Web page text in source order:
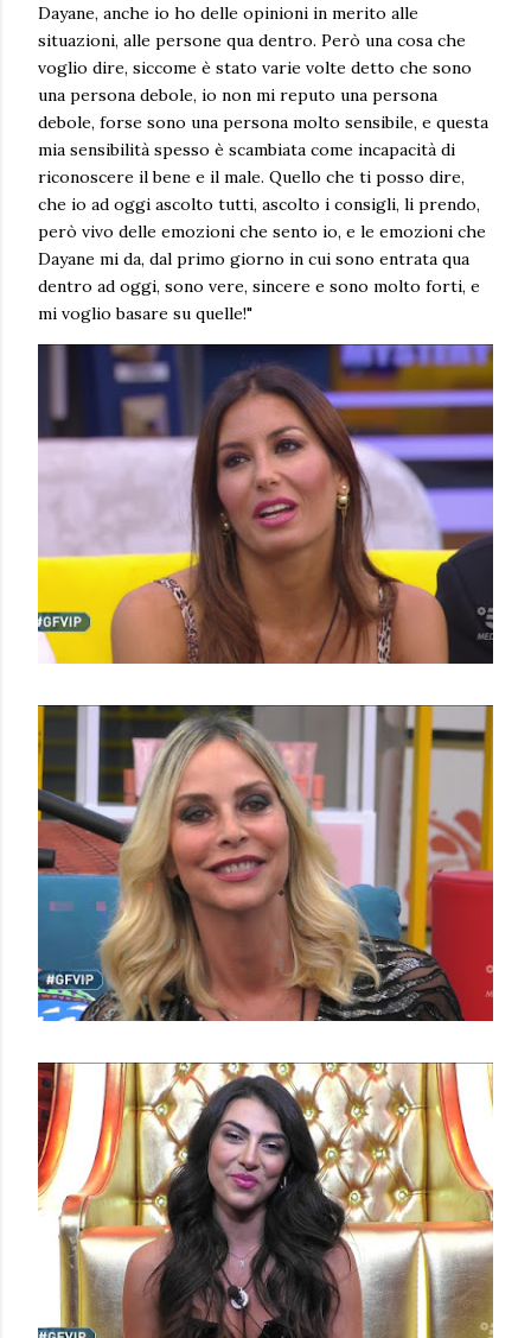
Dayane, anche io ho delle opinioni in merito alle
situazioni, alle persone qua dentro. Però una cosa che
voglio dire, siccome è stato varie volte detto che sono
una persona debole, io non mi reputo una persona
debole, forse sono una persona molto sensibile, e questa
mia sensibilità spesso è scambiata come incapacità di
riconoscere il bene e il male. Quello che ti posso dire,
che io ad oggi ascolto tutti, ascolto i consigli, li prendo,
però vivo delle emozioni che sento io, e le emozioni che
Dayane mi da, dal primo giorno in cui sono entrata qua
dentro ad oggi, sono vere, sincere e sono molto forti, e
mi voglio basare su quelle!"